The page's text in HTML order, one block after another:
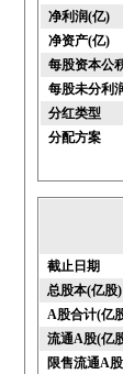
净利润(亿)
净资产(亿)
每股资本公
每股未分利
分红类型
分配方案
截止日期
总股本(亿股)
A股合计(亿
流通A股(亿
限售流通A